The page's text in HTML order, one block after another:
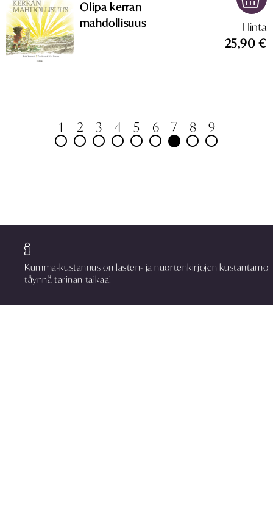
Hinta
25,90 €
Olipa kerran
mahdollisuus
1 2 3 4 5 6 7 8 9
Kumma-kustannus on lasten- ja nuortenkirjojen kustantamo
täynnä tarinan taikaa!